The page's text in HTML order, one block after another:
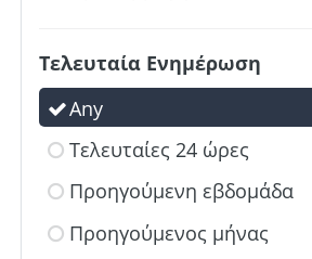
Τελευταία Ενημέρωση
Any
Τελευταίες 24 ώρες
Προηγούμενη εβδομάδα
Προηγούμενος μήνας